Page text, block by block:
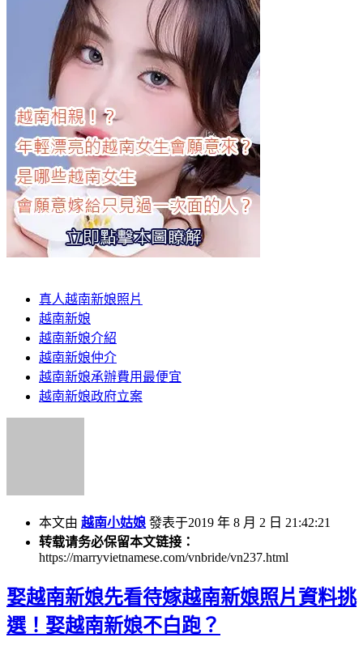
真人越南新娘照片
越南新娘
越南新娘介紹
越南新娘仲介
越南新娘承辦費用最便宜
越南新娘政府立案
本文由 越南小姑娘 發表于2019 年 8 月 2 日 21:42:21
转载请务必保留本文链接：
https://marryvietnamese.com/vnbride/vn237.html
娶越南新娘先看待嫁越南新娘照片資料挑
選！娶越南新娘不白跑？